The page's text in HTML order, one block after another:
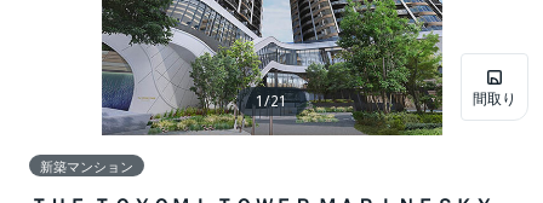
間取り
1/21
新築マンション